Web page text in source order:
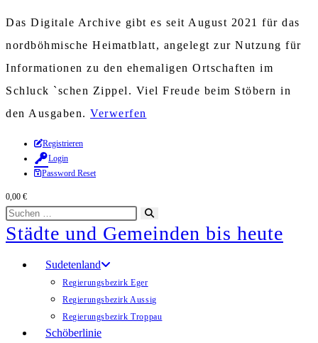
Das Digitale Archive gibt es seit August 2021 für das
nordböhmische Heimatblatt, angelegt zur Nutzung für
Informationen zu den ehemaligen Ortschaften im
Schluck `schen Zippel. Viel Freude beim Stöbern in
den Ausgaben. Verwerfen
Zum
Inhalt
springen
Registrieren
Login
Password Reset
0,00 €
Diese
Website
durchsuchen
starten
Städte und Gemeinden bis heute
Sudetenland
Regierungsbezirk Eger
Regierungsbezirk Aussig
Regierungsbezirk Troppau
Schöberlinie